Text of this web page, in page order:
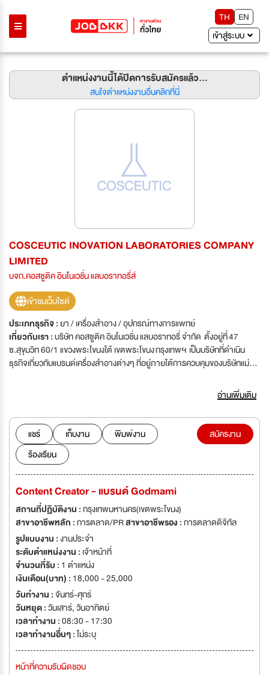
TH
EN
เข้าสู่ระบบ
ตำแหน่งงานนี้ได้ปิดการรับสมัครแล้ว...
สนใจตำแหน่งงานอื่นคลิกที่นี่
COSCEUTIC INOVATION LABORATORIES COMPANY
LIMITED
บจก.คอสซูติค อินโนเวชั่น แลบอราทอรี่ส์
เข้าชมเว็บไซต์
ประเภทธุรกิจ :ยา / เครื่องสำอาง / อุปกรณ์ทางการแพทย์
เกี่ยวกับเรา :บริษัท คอสซูติค อินโนเวชั่น แลบอราทอรี่ จำกัด ตั้งอยู่ที่ 47
ซ.สุขุมวิท 60/1 แขวงพระโขนงใต้ เขตพระโขนง กรุงเทพฯ เป็นบริษัทที่ดำเนิน
ธุรกิจเกี่ยวกับแบรนด์เครื่องสำอางต่างๆ ที่อยู่ภายใต้การควบคุมของบริษัทแม่
เวชสำอางคุณภาพสูง ภายใต้แบรนด์ของคุณ โดยให้บริการแบบ OEM และ
ODM มีสำนักงานใหญ่ตั้งอยู่ที่ จ.พิษณุโลก และมีโรงงานผลิตที่ ต.บ้านยาง
อ.เมือง จ.นครปฐม เราดำเนินธุรกิจด้วยการนำเอานวัตกรรมและเทคโนโลยีที่ทัน
สมัยผ่านการวิจัยและพัฒนาผลิตภัณฑ์ด้วยนักวิทยาศาสตร์เครื่องสำอางสาย
ตรงผู้มากประสบการณ์เลือกใช้แต่วัตถุดิบที่มีคุณภาพ ซึ่งเป็นที่ยอมรับจาก
สถาบันชั้นนำต่างๆ ทำให้ กลุ่มบริษัทของเรา ได้รับความไว้วางใจจากคลินิก และ
แบรนด์เครื่องสำอางชั้นนำ ให้คิดค้นและพัฒนาสูตรผลิตภัณฑ์อย่างต่อเนื่องกว่า
อ่านเพิ่มเติม
แชร์ เก็บงาน
พิมพ์งาน
ร้องเรียน
สมัครงาน
Content Creator - แบรนด์ Godmami
สถานที่ปฏิบัติงาน :กรุงเทพมหานคร(เขตพระโขนง)
สาขาอาชีพหลัก :การตลาด/PRสาขาอาชีพรอง :การตลาดดิจิทัล
รูปแบบงาน :งานประจำ
ระดับตำแหน่งงาน : เจ้าหน้าที่
จำนวนที่รับ : 1 ตำแหน่ง
เงินเดือน(บาท) : 18,000 - 25,000
วันทำงาน :จันทร์-ศุกร์
วันหยุด :วันเสาร์,วันอาทิตย์
เวลาทำงาน :08:30 - 17:30
เวลาทำงานอื่นๆ :ไม่ระบุ
หน้าที่ความรับผิดชอบ